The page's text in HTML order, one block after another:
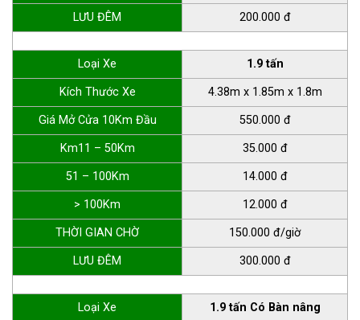
LƯU ĐÊM 200.000 đ
Loại Xe 1.9 tấn
Kích Thước Xe 4.38m x 1.85m x 1.8m
Giá Mở Cửa 10Km Đầu 550.000 đ
Km11 – 50Km 35.000 đ
51 – 100Km 14.000 đ
> 100Km 12.000 đ
THỜI GIAN CHỜ 150.000 đ/giờ
LƯU ĐÊM 300.000 đ
Loại Xe 1.9 tấn Có Bàn nâng